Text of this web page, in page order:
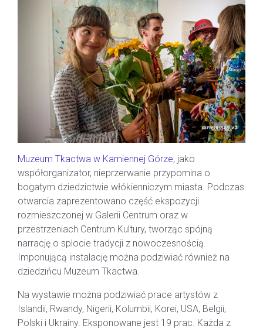
Muzeum Tkactwa w Kamiennej Górze, jako
współorganizator, nieprzerwanie przypomina o
bogatym dziedzictwie włókienniczym miasta. Podczas
otwarcia zaprezentowano część ekspozycji
rozmieszczonej w Galerii Centrum oraz w
przestrzeniach Centrum Kultury, tworząc spójną
narrację o splocie tradycji z nowoczesnością.
Imponującą instalację można podziwiać również na
dziedzińcu Muzeum Tkactwa.
Na wystawie można podziwiać prace artystów z
Islandii, Rwandy, Nigerii, Kolumbii, Korei, USA, Belgii,
Polski i Ukrainy. Eksponowane jest 19 prac. Każda z